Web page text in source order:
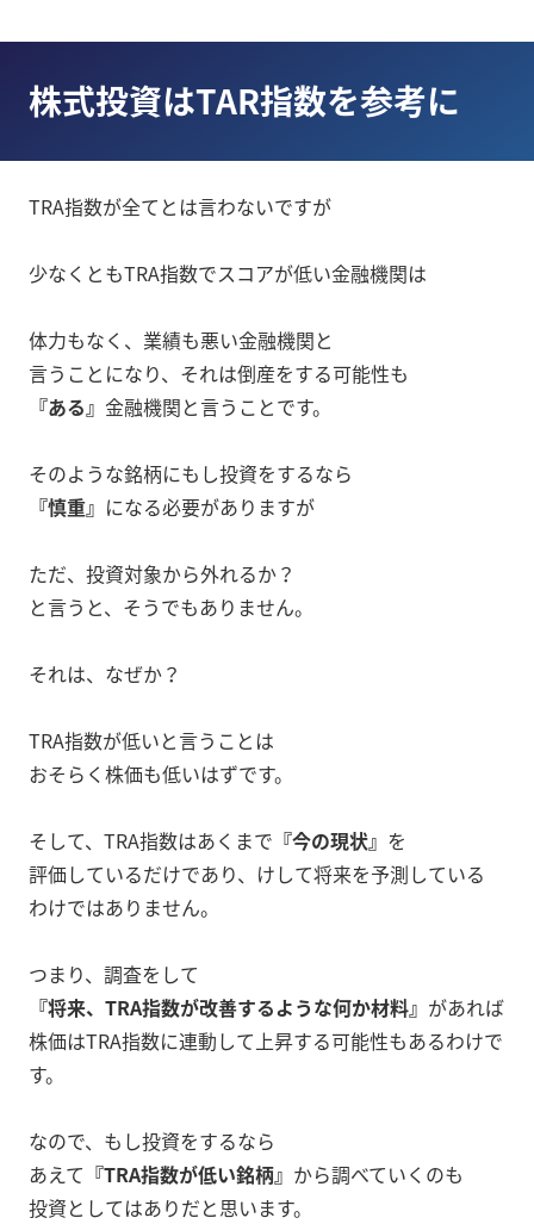
株式投資はTAR指数を参考に
TRA指数が全てとは言わないですが
少なくともTRA指数でスコアが低い金融機関は
体力もなく、業績も悪い金融機関と
言うことになり、それは倒産をする可能性も
『ある』 金融機関と言うことです。
そのような銘柄にもし投資をするなら
『慎重』 になる必要がありますが
ただ、投資対象から外れるか？
と言うと、そうでもありません。
それは、なぜか？
TRA指数が低いと言うことは
おそらく株価も低いはずです。
そして、TRA指数はあくまで 『今の現状』 を
評価しているだけであり、けして将来を予測している
わけではありません。
つまり、調査をして
『将来、TRA指数が改善するような何か材料』 があれば
株価はTRA指数に連動して上昇する可能性もあるわけで
す。
なので、もし投資をするなら
あえて 『TRA指数が低い銘柄』 から調べていくのも
投資としてはありだと思います。